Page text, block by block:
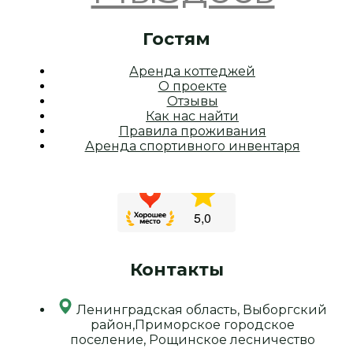
Гостям
Аренда коттеджей
О проекте
Отзывы
Как нас найти
Правила проживания
Аренда спортивного инвентаря
Контакты
Ленинградская область, Выборгский
район,Приморское городское
поселение, Рощинское лесничество